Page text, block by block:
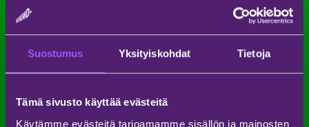
Suostumus Yksityiskohdat Tietoja
Tämä sivusto käyttää evästeitä
Käytämme evästeitä tarjoamamme sisällön ja mainosten
ja Weekend Festivalin Future Stagen
päätösesiintyjänä nähty Brejcha jatkaa tarinaansa
Helsingissä vuonna 2025. Nyt luvassa on täysin
uudenlainen konserttikokemus: monipuolinen
yleisöalue, joka ulottuu Hämeentien sillan alta
puiston puolelle. Keikalle on mahdollista hankkia
keikasta korotetusta katsomosta esiintyjän takana.
Rajoitettu määrä ennakkolippuja tulee